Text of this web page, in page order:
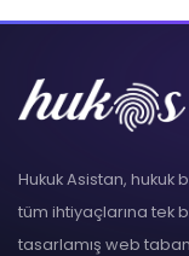
Hukuk Asistan, hukuk
tüm ihtiyaçlarına tek
tasarlamış web